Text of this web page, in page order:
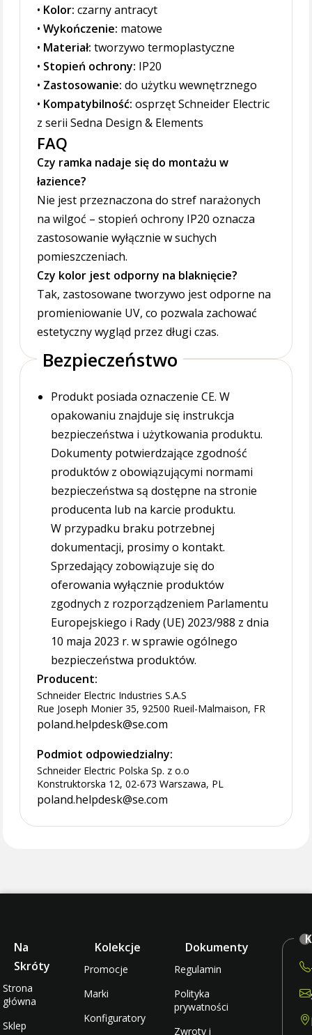
• Kolor: czarny antracyt
•Wykończenie: matowe
• Materiał: tworzywo termoplastyczne
• Stopień ochrony: IP20
• Zastosowanie: do użytku wewnętrznego
• Kompatybilność: osprzęt Schneider Electric
z serii Sedna Design & Elements
FAQ
Czy ramka nadaje się do montażu w
łazience?
Nie jest przeznaczona do stref narażonych
na wilgoć – stopień ochrony IP20 oznacza
zastosowanie wyłącznie w suchych
pomieszczeniach.
Czy kolor jest odporny na blaknięcie?
Tak, zastosowane tworzywo jest odporne na
promieniowanie UV, co pozwala zachować
estetyczny wygląd przez długi czas.
Bezpieczeństwo
Produkt posiada oznaczenie CE. W
opakowaniu znajduje się instrukcja
bezpieczeństwa i użytkowania produktu.
Dokumenty potwierdzające zgodność
produktów z obowiązującymi normami
bezpieczeństwa są dostępne na stronie
producenta lub na karcie produktu.
W przypadku braku potrzebnej
dokumentacji, prosimy o kontakt.
Sprzedający zobowiązuje się do
oferowania wyłącznie produktów
zgodnych z rozporządzeniem Parlamentu
Europejskiego i Rady (UE) 2023/988 z dnia
10 maja 2023 r. w sprawie ogólnego
bezpieczeństwa produktów.
Producent:
Schneider Electric Industries S.A.S
Rue Joseph Monier 35, 92500 Rueil-Malmaison, FR
poland.helpdesk@se.com
Podmiot odpowiedzialny:
Schneider Electric Polska Sp. z o.o
Konstruktorska 12, 02-673 Warszawa, PL
poland.helpdesk@se.com
Na
Skróty
Strona
główna
Sklep
Kolekcje
Promocje
Marki
Konfiguratory
Dokumenty
Regulamin
Polityka
prywatności
Zwroty i